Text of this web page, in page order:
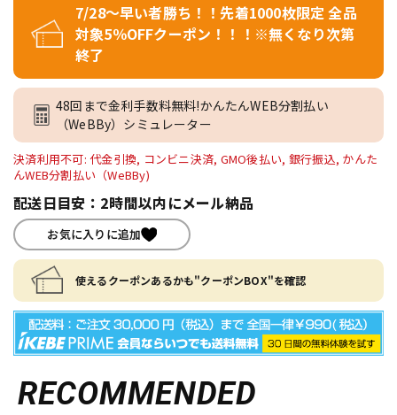
7/28～早い者勝ち！！先着1000枚限定 全品
対象5％OFFクーポン！！！※無くなり次第
終了
48回まで金利手数料無料!かんたんWEB分割払い
（WeBBy）シミュレーター
決済利用不可: 代金引換, コンビニ決済, GMO後払い, 銀行振込, かんた
んWEB分割払い（WeBBy)
配送日目安：2時間以内にメール納品
お気に入りに追加
使えるクーポンあるかも"クーポンBOX"を確認
RECOMMENDED